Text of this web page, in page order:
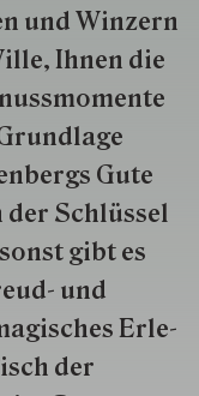
und Win­zern
Ihnen die
Gute
der Schlüs­sel
gibt es
und
Er­le­
der